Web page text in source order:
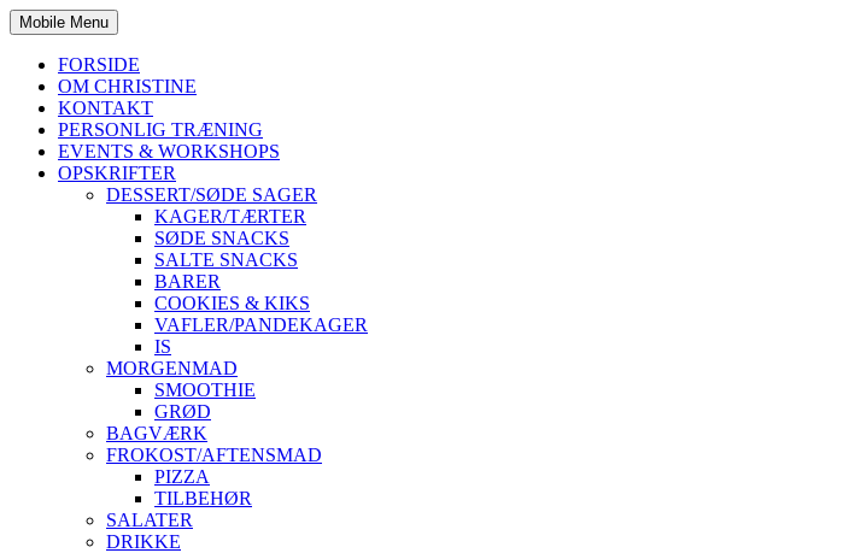
Mobile Menu
FORSIDE
OM CHRISTINE
KONTAKT
PERSONLIG TRÆNING
EVENTS & WORKSHOPS
OPSKRIFTER
DESSERT/SØDE SAGER
KAGER/TÆRTER
SØDE SNACKS
SALTE SNACKS
BARER
COOKIES & KIKS
VAFLER/PANDEKAGER
IS
MORGENMAD
SMOOTHIE
GRØD
BAGVÆRK
FROKOST/AFTENSMAD
PIZZA
TILBEHØR
SALATER
DRIKKE